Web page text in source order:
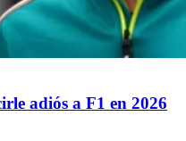
adiós a F1 en 2026